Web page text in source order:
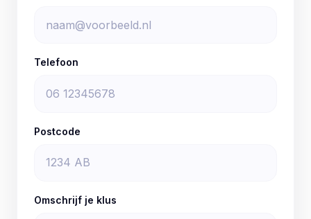
Telefoon
Postcode
Omschrijf je klus